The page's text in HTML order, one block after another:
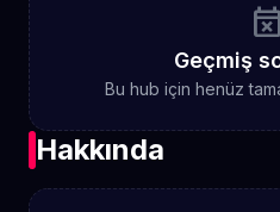
event_busy
Geçmiş
Bu hub için henüz
Hakkında